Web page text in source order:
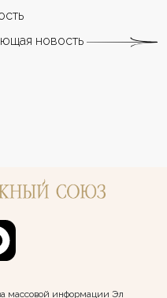
новость
массовой информации Эл